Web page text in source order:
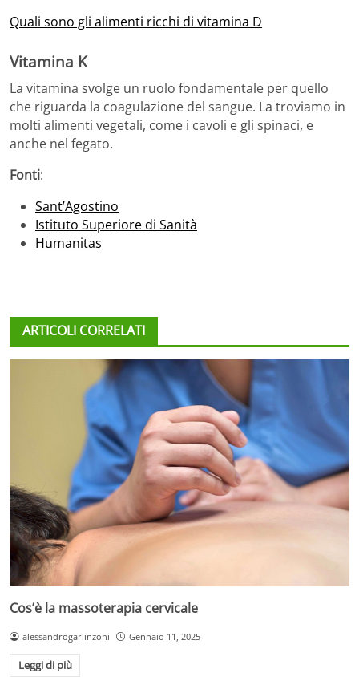
Quali sono gli alimenti ricchi di vitamina D
Vitamina K
La vitamina svolge un ruolo fondamentale per quello
che riguarda la coagulazione del sangue. La troviamo in
molti alimenti vegetali, come i cavoli e gli spinaci, e
anche nel fegato.
Fonti:
Sant’Agostino
Istituto Superiore di Sanità
Humanitas
ARTICOLI CORRELATI
Cos’è la massoterapia cervicale
alessandrogarlinzoni Gennaio 11, 2025
Leggi di più